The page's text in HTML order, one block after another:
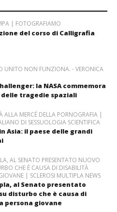
| FOTOGRAFIAMO
del corso di Calligrafia
UNITO NON FUNZIONA. - VERONICA
la NASA commemora
delle tragedie spaziali
MERCÉ DELLA PORNOGRAFIA |
DI SESSUOLOGIA SCIENTIFICA
Asia: il paese delle grandi
AL SENATO PRESENTATO NUOVO
CHE È CAUSA DI DISABILITÀ
| SCLEROSI MULTIPLA NEWS
al Senato presentato
disturbo che è causa di
persona giovane